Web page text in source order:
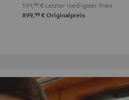
599, 99 € Letzter niedrigster Preis
899,99 € Originalpreis